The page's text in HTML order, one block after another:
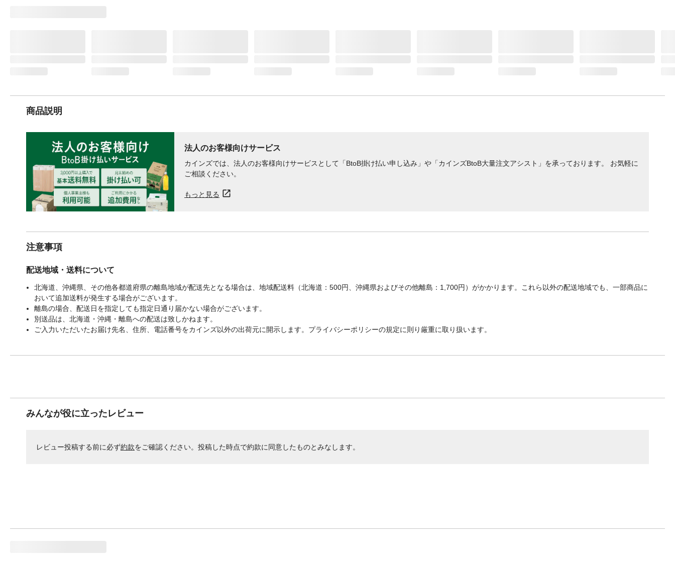
商品説明
法人のお客様向けサービス
カインズでは、法人のお客様向けサービスとして「BtoB掛け払い申し込み」や「カインズBtoB大量注文アシスト」を承っております。 お気軽に
ご相談ください。
もっと見る
注意事項
配送地域・送料について
北海道、沖縄県、その他各都道府県の離島地域が配送先となる場合は、地域配送料（北海道：500円、沖縄県およびその他離島：1,700円）がかかります。これら以外の配送地域でも、一部商品に
おいて追加送料が発生する場合がございます。
離島の場合、配送日を指定しても指定日通り届かない場合がございます。
別送品は、北海道・沖縄・離島への配送は致しかねます。
ご入力いただいたお届け先名、住所、電話番号をカインズ以外の出荷元に開示します。プライバシーポリシーの規定に則り厳重に取り扱います。
みんなが役に立ったレビュー
レビュー投稿する前に必ず約款をご確認ください。投稿した時点で約款に同意したものとみなします。